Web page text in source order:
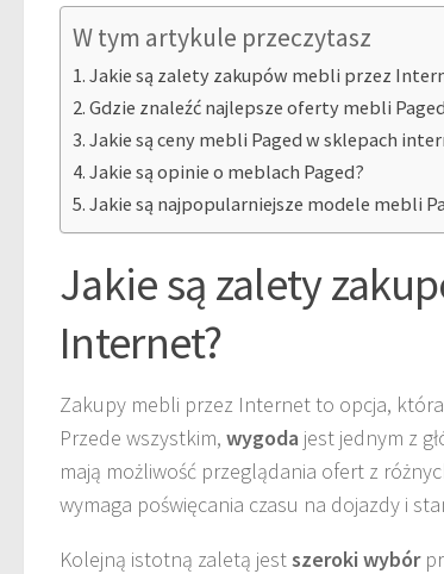
W tym artykule przeczytasz
Jakie są zalety zakupów mebli przez
Gdzie znaleźć najlepsze oferty mebli
Jakie są ceny mebli Paged w sklepach
Jakie są opinie o meblach Paged?
Jakie są najpopularniejsze modele mebli
Jakie są zalety
Internet?
Zakupy mebli przez Internet to opcja,
Przede wszystkim, wygoda jest jednym z
mają możliwość przeglądania ofert z
wymaga poświęcania czasu na dojazdy i
Kolejną istotną zaletą jestszeroki wybór